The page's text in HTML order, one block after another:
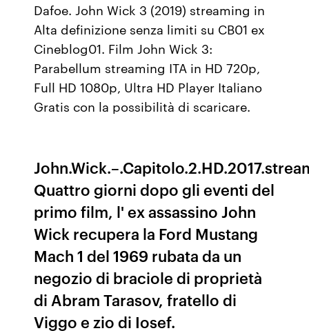
Dafoe. John Wick 3 (2019) streaming in
Alta definizione senza limiti su CB01 ex
Cineblog01. Film John Wick 3:
Parabellum streaming ITA in HD 720p,
Full HD 1080p, Ultra HD Player Italiano
Gratis con la possibilità di scaricare.
Quattro giorni dopo gli eventi del
primo film, l' ex assassino John
Wick recupera la Ford Mustang
Mach 1 del 1969 rubata da un
negozio di braciole di proprietà
di Abram Tarasov, fratello di
Viggo e zio di Iosef.